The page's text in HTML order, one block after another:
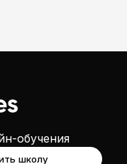
обучения
школу